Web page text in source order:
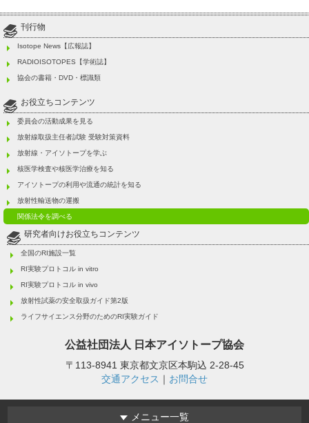
刊行物
Isotope News【広報誌】
RADIOISOTOPES【学術誌】
協会の書籍・DVD・標識類
お役立ちコンテンツ
委員会の活動成果を見る
放射線取扱主任者試験 受験対策資料
放射線・アイソトープを学ぶ
核医学検査や核医学治療を知る
アイソトープの利用や流通の統計を知る
放射性輸送物の運搬
関係法令を調べる
研究者向けお役立ちコンテンツ
全国のRI施設一覧
RI実験プロトコル in vitro
RI実験プロトコル in vivo
放射性試薬の安全取扱ガイド第2版
ライフサイエンス分野のためのRI実験ガイド
公益社団法人 日本アイソトープ協会
〒113-8941 東京都文京区本駒込 2-28-45
交通アクセス ｜ お問合せ
メニュー一覧